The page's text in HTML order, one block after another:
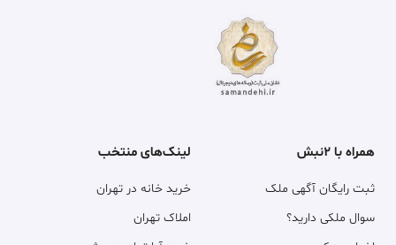
همراه با ۲نبش
ثبت رایگان آگهی ملک
سوال ملکی دارید؟
لینک‌های منتخب
خرید خانه در تهران
املاک تهران